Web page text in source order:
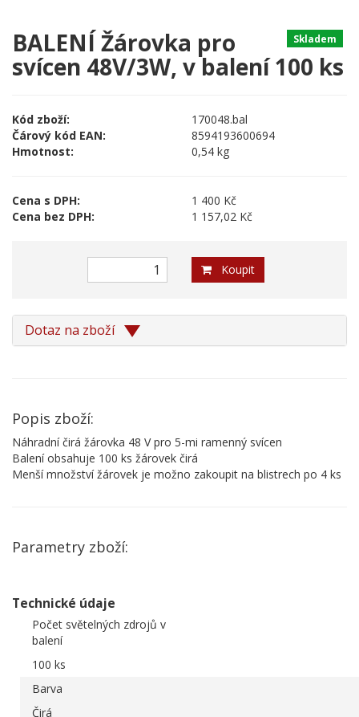
Skladem
BALENÍ Žárovka pro
svícen 48V/3W, v balení 100 ks
Kód zboží:
170048.bal
Čárový kód EAN:
8594193600694
Hmotnost:
0,54 kg
Cena s DPH:
1 400 Kč
Cena bez DPH:
1 157,02 Kč
Koupit
Dotaz na zboží
Popis zboží:
Náhradní čirá žárovka 48 V pro 5-mi ramenný svícen
Balení obsahuje 100 ks žárovek čirá
Menší množství žárovek je možno zakoupit na blistrech po 4 ks
Parametry zboží:
Technické údaje
Počet světelných zdrojů v
balení
100 ks
Barva
Čirá